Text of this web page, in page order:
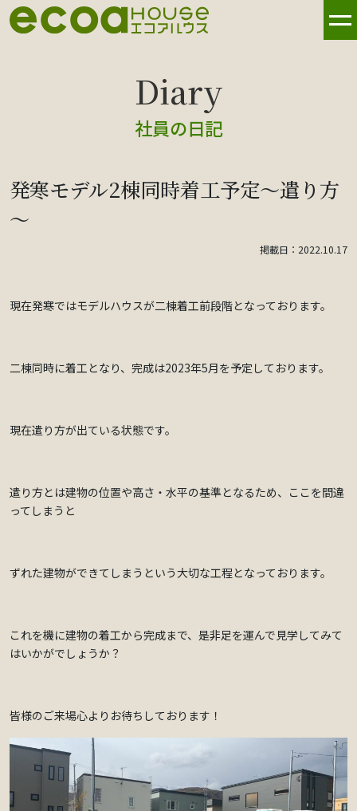
社員の日記
発寒モデル2棟同時着工予定～遣り方
～
掲載日：2022.10.17
現在発寒ではモデルハウスが二棟着工前段階となっております。
二棟同時に着工となり、完成は2023年5月を予定しております。
現在遣り方が出ている状態です。
遣り方とは建物の位置や高さ・水平の基準となるため、ここを間違
ってしまうと
ずれた建物ができてしまうという大切な工程となっております。
これを機に建物の着工から完成まで、是非足を運んで見学してみて
はいかがでしょうか？
皆様のご来場心よりお待ちしております！